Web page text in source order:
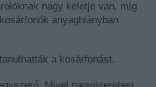
nagy keletje van, míg
anyaghiányban
a kosárfonást.